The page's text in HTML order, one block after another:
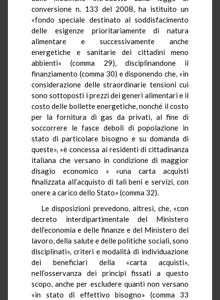
conversione n. 133 del 2008, ha istituito un
«fondo speciale destinato al soddisfacimento
delle esigenze prioritariamente di natura
alimentare e successivamente anche
energetiche e sanitarie dei cittadini meno
abbienti» (comma 29), disciplinandone il
finanziamento (comma 30) e disponendo che, «in
considerazione delle straordinarie tensioni cui
sono sottoposti i prezzi dei generi alimentari e il
costo delle bollette energetiche, nonché il costo
per la fornitura di gas da privati, al fine di
soccorrere le fasce deboli di popolazione in
stato di particolare bisogno e su domanda di
queste», «è concessa ai residenti di cittadinanza
italiana che versano in condizione di maggior
disagio economico » «una carta acquisti
finalizzata all’acquisto di tali beni e servizi, con
onere a carico dello Stato» (comma 32).
Le disposizioni prevedono, altresì, che, «con
decreto interdipartimentale del Ministero
dell’economia e delle finanze e del Ministero del
lavoro, della salute e delle politiche sociali, sono
disciplinati», criteri e modalità di individuazione
dei beneficiari della «carta acquisti»,
nell’osservanza dei principi fissati a questo
scopo, anche per escludere quanti non versano
«in stato di effettivo bisogno» (comma 33